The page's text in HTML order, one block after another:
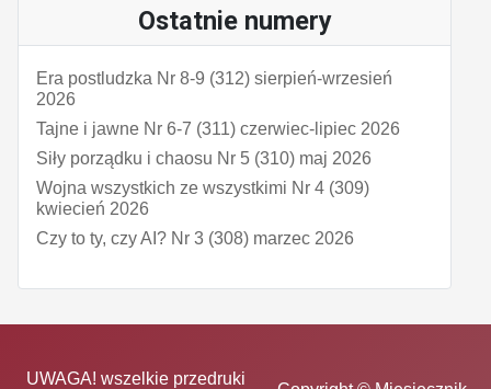
Ostatnie numery
Era postludzka Nr 8-9 (312) sierpień-wrzesień
2026
Tajne i jawne Nr 6-7 (311) czerwiec-lipiec 2026
Siły porządku i chaosu Nr 5 (310) maj 2026
Wojna wszystkich ze wszystkimi Nr 4 (309)
kwiecień 2026
Czy to ty, czy AI? Nr 3 (308) marzec 2026
UWAGA! wszelkie przedruki